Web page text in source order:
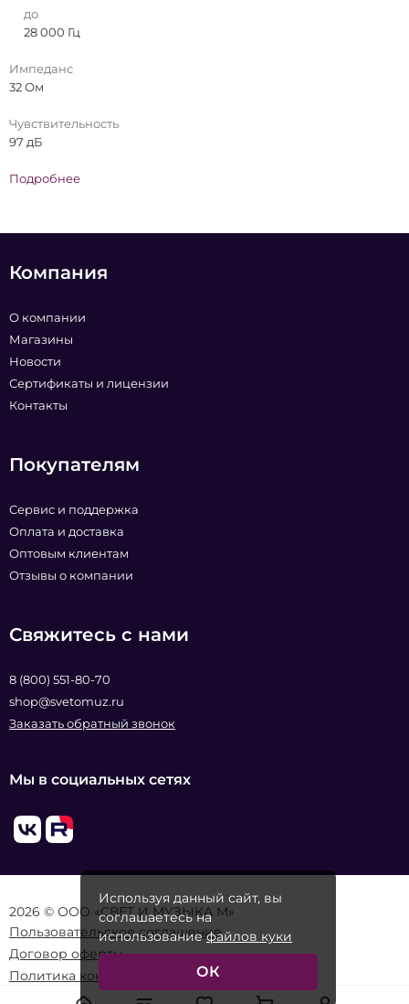
до
28 000 Гц
Импеданс
32 Ом
Чувствительность
97 дБ
Подробнее
Компания
О компании
Магазины
Новости
Сертификаты и лицензии
Контакты
Покупателям
Сервис и поддержка
Оплата и доставка
Оптовым клиентам
Отзывы о компании
Свяжитесь с нами
8 (800) 551-80-70
shop@svetomuz.ru
Заказать обратный звонок
Мы в социальных сетях
2026 © ООО «СВЕТ И МУЗЫКА М»
Пользовательское соглашение
Договор оферты
Политика конфиденциальности
Используя данный сайт, вы
соглашаетесь на
использованиефайлов куки
ОК